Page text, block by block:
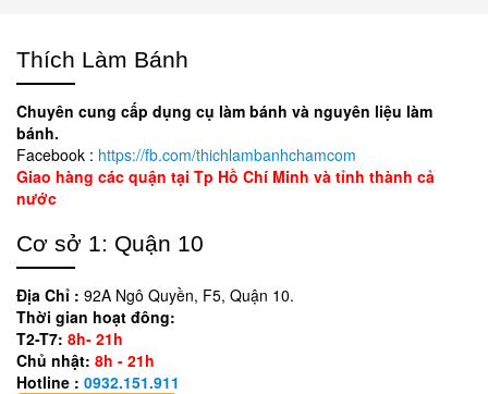
Thích Làm Bánh
Chuyên cung cấp dụng cụ làm bánh và nguyên liệu làm
bánh.
Facebook : https://fb.com/thichlambanhchamcom
Giao hàng các quận tại Tp Hồ Chí Minh và tỉnh thành cả
nước
Cơ sở 1: Quận 10
Địa Chỉ : 92A Ngô Quyền, F5, Quận 10.
Thời gian hoạt đông:
T2-T7: 8h- 21h
Chủ nhật: 8h - 21h
Hotline : 0932.151.911